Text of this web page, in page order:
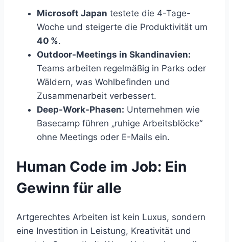
Microsoft Japan testete die 4-Tage-
Woche und steigerte die Produktivität um
40 %.
Outdoor-Meetings in Skandinavien:
Teams arbeiten regelmäßig in Parks oder
Wäldern, was Wohlbefinden und
Zusammenarbeit verbessert.
Deep-Work-Phasen: Unternehmen wie
Basecamp führen „ruhige Arbeitsblöcke“
ohne Meetings oder E-Mails ein.
Human Code im Job: Ein
Gewinn für alle
Artgerechtes Arbeiten ist kein Luxus, sondern
eine Investition in Leistung, Kreativität und